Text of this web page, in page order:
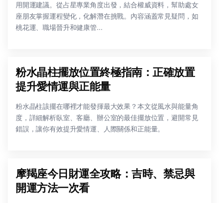
用開運建議。從占星專業角度出發，結合權威資料，幫助處女
座朋友掌握運程變化，化解潛在挑戰。內容涵蓋常見疑問，如
桃花運、職場晉升和健康管...
粉水晶柱擺放位置終極指南：正確放置
提升愛情運與正能量
粉水晶柱該擺在哪裡才能發揮最大效果？本文從風水與能量角
度，詳細解析臥室、客廳、辦公室的最佳擺放位置，避開常見
錯誤，讓你有效提升愛情運、人際關係和正能量。
摩羯座今日財運全攻略：吉時、禁忌與
開運方法一次看